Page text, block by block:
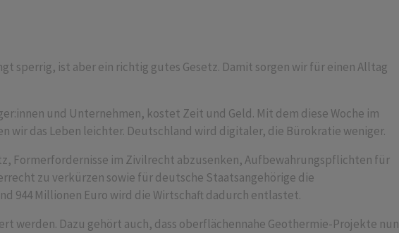
sperrig, ist aber ein richtig gutes Gesetz. Damit sorgen wir für einen Alltag
und Unternehmen, kostet Zeit und Geld. Mit dem diese Woche im
wir das Leben leichter. Deutschland wird digitaler, die Bürokratie weniger.
Formerfordernisse im Zivilrecht abzusenken, Aufbewahrungspflichten für
zu verkürzen sowie für deutsche Staatsangehörige die
944 Millionen Euro wird die Wirtschaft dadurch entlastet.
werden. Dazu gehört auch, dass oberflächennahe Geothermie-Projekte nun